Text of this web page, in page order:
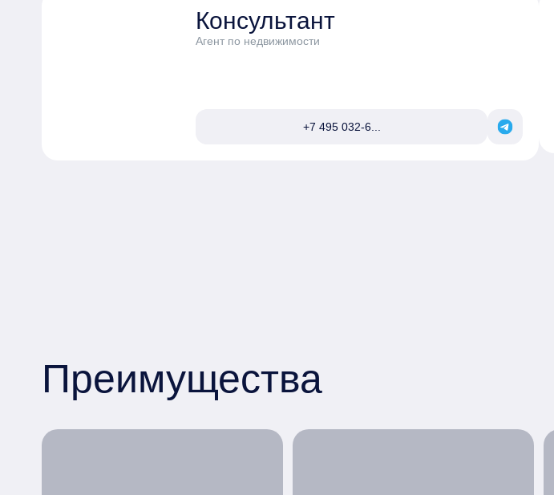
Консультант
Агент по недвижимости
+7 495 032-6...
Преимущества